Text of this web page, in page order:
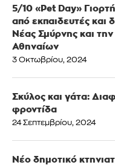
5/10 «Pet Day»
από εκπαιδευτές και
Νέας Σμύρνης και
Αθηναίων
3 Οκτωβρίου, 2024
Σκύλος και γάτα:
φροντίδα
24 Σεπτεμβρίου, 2024
Νέο δημοτικό